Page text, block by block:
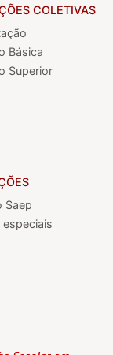
COLETIVAS
Básica
Superior
Saep